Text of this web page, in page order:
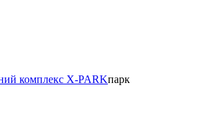
комплекс X-PARKпарк